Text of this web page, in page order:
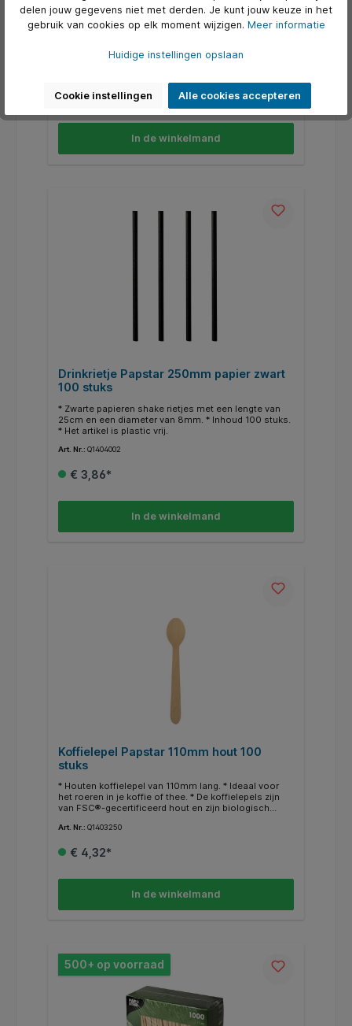
stuks
* Stevig bruin kartonnen bord met een diameter van
* Het artikel is plastic vrij. * Inhoud van de verpakking
€ 3,97*
In de winkelmand
Drinkrietje Papstar 250mm papier zwart
100 stuks
* Zwarte papieren shake rietjes met een lengte van
25cm en een diameter van 8mm. * Inhoud 100 stuks.
* Het artikel is plastic vrij.
Art. Nr.: Q1404002
€ 3,86*
In de winkelmand
Koffielepel Papstar 110mm hout 100
stuks
* Houten koffielepel van 110mm lang. * Ideaal voor
het roeren in je koffie of thee. * De koffielepels zijn
van FSC®-gecertificeerd hout en zijn biologisch
lichtgekleurd berkenhout. * Geen splinters dankzij
* Stabiel, neutrale smaak. * Het artikel is plastic vrij. *
Art. Nr.: Q1403250
€ 4,32*
In de winkelmand
500+ op voorraad
delen jouw gegevens niet met derden. Je kunt jouw keuze in het
gebruik van cookies op elk moment wijzigen. Meer informatie
Huidige instellingen opslaan
Cookie instellingen Alle cookies accepteren